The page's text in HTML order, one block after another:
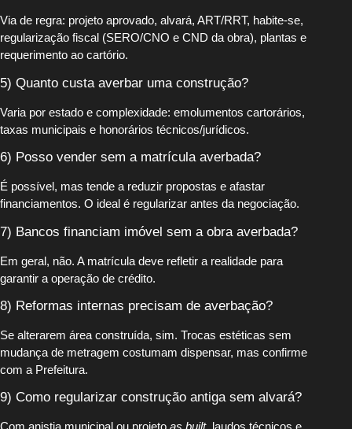
Via de regra: projeto aprovado, alvará, ART/RRT, habite-se,
regularização fiscal (SERO/CNO e CND da obra), plantas e
requerimento ao cartório.
5) Quanto custa averbar uma construção?
Varia por estado e complexidade: emolumentos cartorários,
taxas municipais e honorários técnicos/jurídicos.
6) Posso vender sem a matrícula averbada?
É possível, mas tende a reduzir propostas e afastar
financiamentos. O ideal é regularizar antes da negociação.
7) Bancos financiam imóvel sem a obra averbada?
Em geral, não. A matrícula deve refletir a realidade para
garantir a operação de crédito.
8) Reformas internas precisam de averbação?
Se alterarem área construída, sim. Trocas estéticas sem
mudança de metragem costumam dispensar, mas confirme
com a Prefeitura.
9) Como regularizar construção antiga sem alvará?